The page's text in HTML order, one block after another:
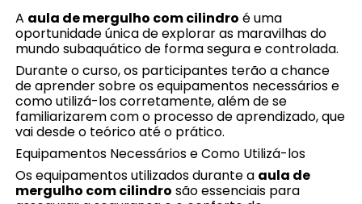
A aula de mergulho com cilindro é uma
oportunidade única de explorar as maravilhas do
mundo subaquático de forma segura e controlada.
Durante o curso, os participantes terão a chance
de aprender sobre os equipamentos necessários e
como utilizá-los corretamente, além de se
familiarizarem com o processo de aprendizado, que
vai desde o teórico até o prático.
Equipamentos Necessários e Como Utilizá-los
Os equipamentos utilizados durante a aula de
mergulho com cilindro são essenciais para